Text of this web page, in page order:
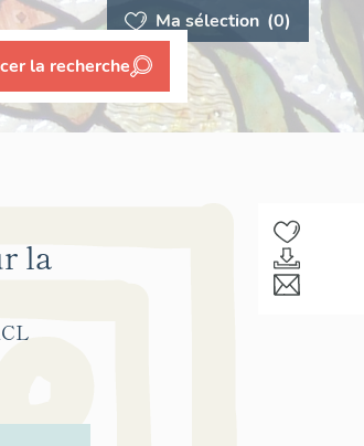
Ma sélection (0)
la recherche
la